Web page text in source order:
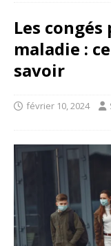
Les congés
maladie :
savoir
février 10, 2024